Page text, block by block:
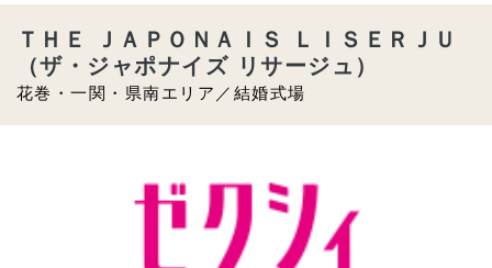
花巻・一関・県南エリア／結婚式場
ＴＨＥ ＪＡＰＯＮＡＩＳ ＬＩＳＥＲＪＵ
（ザ・ジャポナイズ リサージュ）